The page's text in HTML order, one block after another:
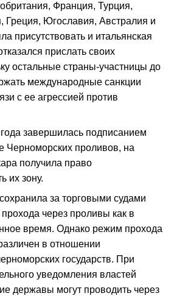
Франция, Турция,
Греция, Югославия, Австралия и
присутствовать и итальянская
прислать своих
остальные страны-участницы до
международные санкции
с ее агрессией против
завершилась подписанием
Черноморских проливов, на
получила право
их зону.
за торговыми судами
через проливы как в
время. Однако режим прохода
в отношении
государств. При
уведомления властей
державы могут проводить через